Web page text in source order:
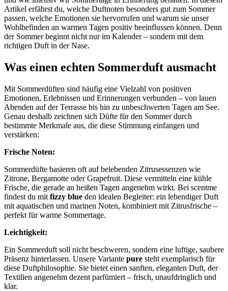
Artikel erfährst du, welche Duftnoten besonders gut zum Sommer
passen, welche Emotionen sie hervorrufen und warum sie unser
Wohlbefinden an warmen Tagen positiv beeinflussen können. Denn
der Sommer beginnt nicht nur im Kalender – sondern mit dem
richtigen Duft in der Nase.
Was einen echten Sommerduft ausmacht
Mit Sommerdüften sind häufig eine Vielzahl von positiven
Emotionen, Erlebnissen und Erinnerungen verbunden – von lauen
Abenden auf der Terrasse bis hin zu unbeschwerten Tagen am See.
Genau deshalb zeichnen sich Düfte für den Sommer durch
bestimmte Merkmale aus, die diese Stimmung einfangen und
verstärken:
Frische Noten:
Sommerdüfte basieren oft auf belebenden Zitrusessenzen wie
Zitrone, Bergamotte oder Grapefruit. Diese vermitteln eine kühle
Frische, die gerade an heißen Tagen angenehm wirkt. Bei scentme
findest du mit fizzy blue den idealen Begleiter: ein lebendiger Duft
mit aquatischen und marinen Noten, kombiniert mit Zitrusfrische –
perfekt für warme Sommertage.
Leichtigkeit:
Ein Sommerduft soll nicht beschweren, sondern eine luftige, saubere
Präsenz hinterlassen. Unsere Variante pure steht exemplarisch für
diese Duftphilosophie. Sie bietet einen sanften, eleganten Duft, der
Textilien angenehm dezent parfümiert – frisch, unaufdringlich und
klar.